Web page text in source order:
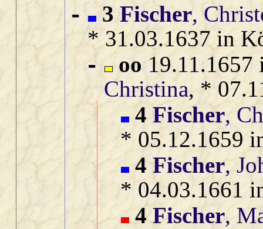
- 3 Fischer,
* 31.03.1637 in
- oo19.11.1657
Christina, *
4 Fischer,
* 05.12.1659
4 Fischer,
* 04.03.1661
4 Fischer,